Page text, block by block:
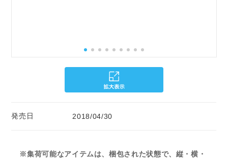
発売日 2018/04/30
※集荷可能なアイテムは、梱包された状態で、縦・横・